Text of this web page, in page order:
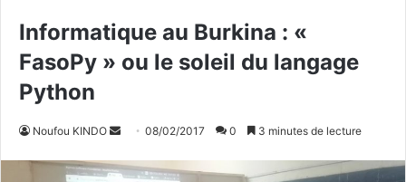
Informatique au Burkina : «
FasoPy » ou le soleil du langage
Python
Noufou KINDO
v
08/02/2017 0 3 minutes de lecture